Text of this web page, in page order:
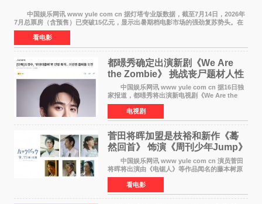
中国娱乐网讯 www yule com cn 据灯塔专业版数据，截至7月14日，2026年
7月总票房（含预售）已突破15亿元，显示出暑期档电影市场的强劲复苏势头。在
众多上映影片中，《功夫女足》《小黄人与大
看电影
都暻秀确定出演新剧《We Are
the Zombie》 挑战丧尸题材人性
喜剧
中国娱乐网讯 www yule com cn 据16日独
家报道，都暻秀将出演新电视剧《We Are the
Zombie》，在剧中饰演主演金仁钟一角，挑战与
以往丧尸题材截然不同的人性喜剧。 新剧
《We Are t
电视剧
菅田将晖加盟是枝裕和新作《蓦
然回首》 饰演《周刊少年Jump》
编辑
中国娱乐网讯 www yule com cn 演员菅田
将晖将出演由《电锯人》等作品闻名的藤本树原
作漫画改编的电影《蓦然回首》（是枝裕和导
演）。菅田饰演的角色是初中时代两位主人公带
着完成的作品前去
看电影